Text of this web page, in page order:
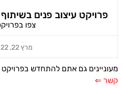
פרויקט עיצוב פנים
צפו
מרץ 22, 2022
מעוניינים גם אתם להתחדש
קשר ⇐